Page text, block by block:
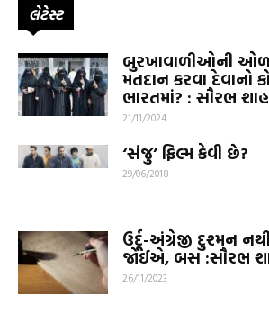
લેટેસ્ટ
બુરખાવાળીઓની
મતદાન કરવા દેવાનો
ભારતમાં? : સૌરભ શાહ
21/11/2024
‘સંજુ’ ફિલ્મ કેવી છે?
29/06/2018
ઉર્દૂ-અંગ્રેજી દુશ્મન
જોઈએ, બસ :સૌરભ
26/11/2023